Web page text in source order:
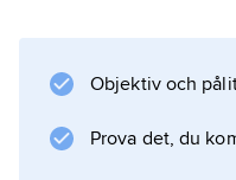
Designmuseum
Objektiv och
Prova det, du